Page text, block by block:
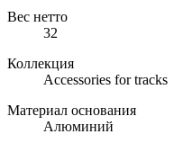
Вес нетто
32
Коллекция
Accessories for tracks
Материал основания
Алюминий